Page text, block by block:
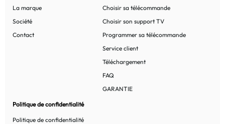
La marque
Société
Contact
Choisir sa télécommande
Choisir son support TV
Programmer sa télécommande
Service client
Téléchargement
FAQ
GARANTIE
Politique de confidentialité
Politique de confidentialité